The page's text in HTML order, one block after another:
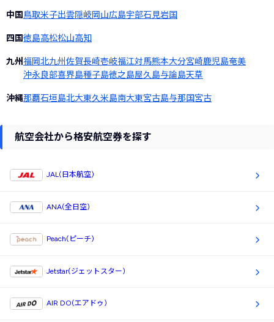
中国鳥取米子出雲隠岐岡山広島宇部石見岩国
四国徳島高松松山高知
九州福岡北九州佐賀長崎壱岐福江対馬熊本大分宮崎鹿児島奄美
沖永良部喜界島種子島徳之島屋久島与論島天草
沖縄那覇石垣島北大東久米島南大東宮古島与那国宮古
航空会社から格安航空券を探す
JAL(日本航空)
ANA(全日空)
Peach(ピーチ)
Jetstar(ジェットスター)
AIR DO(エアドゥ)